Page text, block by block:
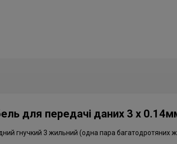
для передачі даних 3 х 0.14мм
гнучкий 3 жильний (одна пара багатодротяних